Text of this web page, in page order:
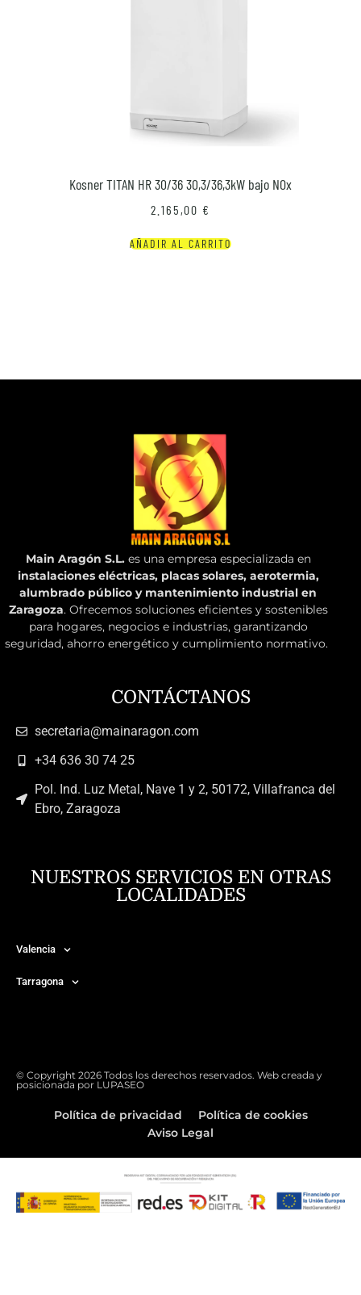
Kosner TITAN HR 30/36 30,3/36,3kW bajo NOx
2.165,00 €
AÑADIR AL CARRITO
Main Aragón S.L.es una empresa especializada en
instalaciones eléctricas, placas solares, aerotermia,
alumbrado público y mantenimiento industrial en
Zaragoza. Ofrecemos soluciones eficientes y sostenibles
para hogares, negocios e industrias, garantizando
seguridad, ahorro energético y cumplimiento normativo.
CONTÁCTANOS
secretaria@mainaragon.com
+34 636 30 74 25
Pol. Ind. Luz Metal, Nave 1 y 2, 50172, Villafranca del
Ebro, Zaragoza
NUESTROS SERVICIOS EN OTRAS
LOCALIDADES
Valencia
Tarragona
© Copyright 2026 Todos los derechos reservados. Web creada y
posicionada por LUPASEO
Política de privacidad
Política de cookies
Aviso Legal